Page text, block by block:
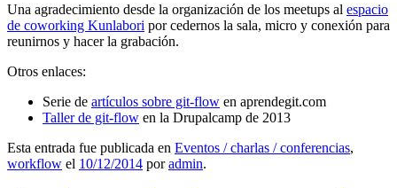
Una agradecimiento desde la organización de los meetups al espacio
de coworking Kunlabori por cedernos la sala, micro y conexión para
reunirnos y hacer la grabación.
Otros enlaces:
Serie de artículos sobre git-flow en aprendegit.com
Taller de git-flow en la Drupalcamp de 2013
Esta entrada fue publicada en Eventos / charlas / conferencias,
workflow el 10/12/2014 poradmin.